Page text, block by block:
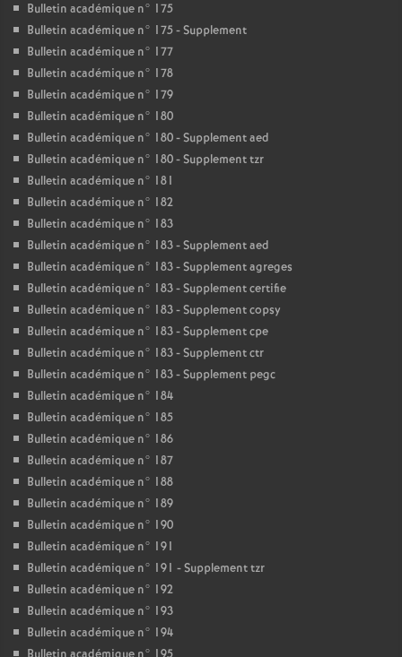
Bulletin académique n° 175
Bulletin académique n° 175 - Supplement
Bulletin académique n° 177
Bulletin académique n° 178
Bulletin académique n° 179
Bulletin académique n° 180
Bulletin académique n° 180 - Supplement aed
Bulletin académique n° 180 - Supplement tzr
Bulletin académique n° 181
Bulletin académique n° 182
Bulletin académique n° 183
Bulletin académique n° 183 - Supplement aed
Bulletin académique n° 183 - Supplement agreges
Bulletin académique n° 183 - Supplement certifie
Bulletin académique n° 183 - Supplement copsy
Bulletin académique n° 183 - Supplement cpe
Bulletin académique n° 183 - Supplement ctr
Bulletin académique n° 183 - Supplement pegc
Bulletin académique n° 184
Bulletin académique n° 185
Bulletin académique n° 186
Bulletin académique n° 187
Bulletin académique n° 188
Bulletin académique n° 189
Bulletin académique n° 190
Bulletin académique n° 191
Bulletin académique n° 191 - Supplement tzr
Bulletin académique n° 192
Bulletin académique n° 193
Bulletin académique n° 194